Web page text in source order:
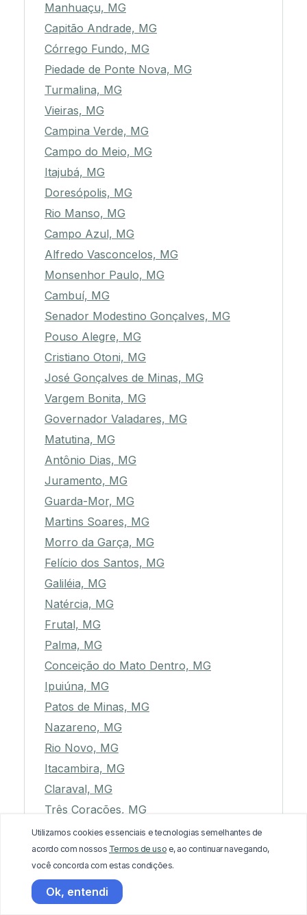
Manhuaçu, MG
Capitão Andrade, MG
Córrego Fundo, MG
Piedade de Ponte Nova, MG
Turmalina, MG
Vieiras, MG
Campina Verde, MG
Campo do Meio, MG
Itajubá, MG
Doresópolis, MG
Rio Manso, MG
Campo Azul, MG
Alfredo Vasconcelos, MG
Monsenhor Paulo, MG
Cambuí, MG
Senador Modestino Gonçalves, MG
Pouso Alegre, MG
Cristiano Otoni, MG
José Gonçalves de Minas, MG
Vargem Bonita, MG
Governador Valadares, MG
Matutina, MG
Antônio Dias, MG
Juramento, MG
Guarda-Mor, MG
Martins Soares, MG
Morro da Garça, MG
Felício dos Santos, MG
Galiléia, MG
Natércia, MG
Frutal, MG
Palma, MG
Conceição do Mato Dentro, MG
Ipuiúna, MG
Patos de Minas, MG
Nazareno, MG
Rio Novo, MG
Itacambira, MG
Claraval, MG
Três Corações, MG
Cordislândia, MG
Bom Despacho, MG
Guimarânia, MG
Santo Antônio do Jacinto, MG
Utilizamos cookies essenciais e tecnologias semelhantes de
acordo com nossos Termos de uso e, ao continuar navegando,
você concorda com estas condições.
Ok, entendi